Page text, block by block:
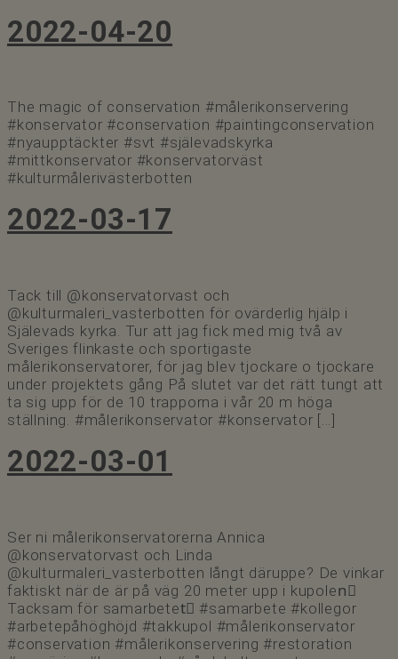
2022-04-20
The magic of conservation #målerikonservering
#konservator #conservation #paintingconservation
#nyaupptäckter #svt #själevadskyrka
#mittkonservator #konservatorväst
#kulturmålerivästerbotten
2022-03-17
Tack till @konservatorvast och
@kulturmaleri_vasterbotten för ovärderlig hjälp i
Själevads kyrka. Tur att jag fick med mig två av
Sveriges flinkaste och sportigaste
målerikonservatorer, för jag blev tjockare o tjockare
under projektets gång På slutet var det rätt tungt att
ta sig upp för de 10 trapporna i vår 20 m höga
ställning. #målerikonservator #konservator […]
2022-03-01
Ser ni målerikonservatorerna Annica
@konservatorvast och Linda
@kulturmaleri_vasterbotten långt däruppe? De vinkar
faktiskt när de är på väg 20 meter upp i kupolen🏽
Tacksam för samarbetet🏽 #samarbete #kollegor
#arbetepåhöghöjd #takkupol #målerikonservator
#conservation #målerikonservering #restoration